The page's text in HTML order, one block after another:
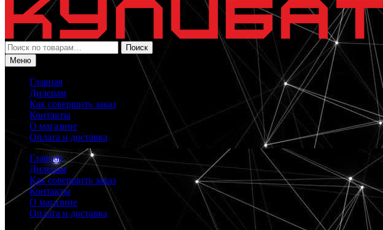
Искать:
Поиск
Меню
Главная
Дилерам
Как совершить заказ
Контакты
О магазине
Оплата и доставка
Главная
Дилерам
Как совершить заказ
Контакты
О магазине
Оплата и доставка